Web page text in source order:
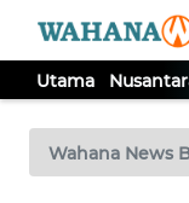
Utama
Wahana News
TV
Tutup